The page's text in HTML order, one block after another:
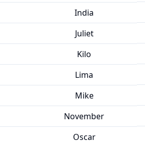
India
Juliet
Kilo
Lima
Mike
November
Oscar